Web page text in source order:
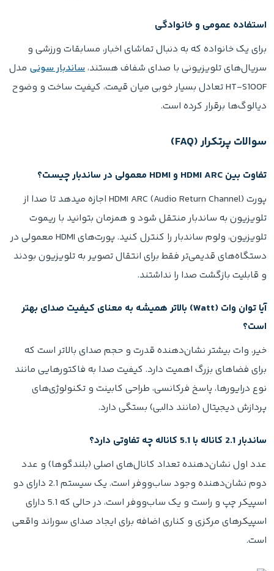
استفاده عمومی و خانوادگی
برای یک خانواده که به دنبال تماشای اخبار، مسابقات ورزشی و
سریال‌های تلویزیونی با صدای شفاف هستند،ساندبار سونی مدل
HT-S100F تعادل بسیار خوبی میان قیمت، کیفیت ساخت و وضوح
دیالوگ‌ها برقرار کرده است.
سوالات پرتکرار (FAQ)
تفاوت بین HDMI ARC و HDMI معمولی در ساندبار چیست؟
پورت HDMI ARC (Audio Return Channel) اجازه میدهد تا صدا از
تلویزیون به ساندبار منتقل شود و همزمان بتوانید با ریموت
تلویزیون، ولوم ساندبار را کنترل کنید. پورت‌های HDMI معمولی در
دستگاه‌های قدیمی‌تر فقط برای انتقال تصویر به تلویزیون بودند
و قابلیت بازگشت صدا را نداشتند.
آیا توان وات (Watt) بالاتر همیشه به معنای کیفیت صدای بهتر
است؟
خیر، وات بیشتر نشان‌دهنده قدرت و حجم صدای بالاتر است که
برای فضاهای بزرگ اهمیت دارد. کیفیت صدا به فاکتورهایی مانند
نوع درایورها، پاسخ فرکانسی، طراحی کابینت و تکنولوژی‌های
پردازش دیجیتال (مانند دالبی) بستگی دارد.
ساندبار 2.1 کاناله با 5.1 کاناله چه تفاوتی دارد؟
عدد اول نشان‌دهنده تعداد کانال‌های اصلی (بلندگوها) و عدد
دوم نشان‌دهنده وجود ساب‌ووفر است. یک سیستم 2.1 دارای دو
اسپیکر چپ و راست و یک ساب‌ووفر است، در حالی که 5.1 دارای
اسپیکرهای مرکزی و کناری اضافه برای ایجاد صدای سوراند واقعی
است.